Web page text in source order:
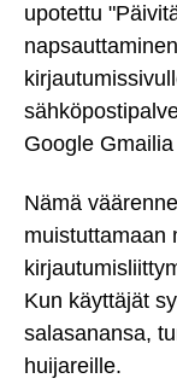
upotettu
Google
Nämä
muistuttamaan
Kun käyttäjät
salasanansa,
huijareille.